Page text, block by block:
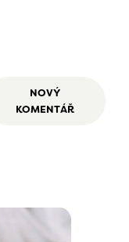
NOVÝ
KOMENTÁŘ